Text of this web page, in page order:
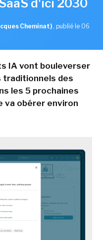
d'ici 2030
Cheminat) , publié le 06
IA vont bouleverser
traditionnels des
les 5 prochaines
va obérer environ